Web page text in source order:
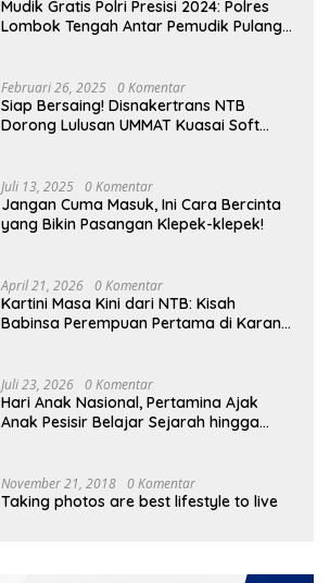
Mudik Gratis Polri Presisi 2024: Polres
Lombok Tengah Antar Pemudik Pulang
Februari 26, 2025 0 Komentar
Siap Bersaing! Disnakertrans NTB
Dorong Lulusan UMMAT Kuasai Soft
Juli 13, 2025 0 Komentar
Jangan Cuma Masuk, Ini Cara Bercinta
yang Bikin Pasangan Klepek-klepek!
April 21, 2026 0 Komentar
Kartini Masa Kini dari NTB: Kisah
Babinsa Perempuan Pertama di Karang
Juli 23, 2026 0 Komentar
Hari Anak Nasional, Pertamina Ajak
Anak Pesisir Belajar Sejarah hingga
November 21, 2018 0 Komentar
Taking photos are best lifestyle to live